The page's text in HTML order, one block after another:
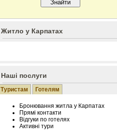
Житло у Карпатах
Наші послуги
Туристам Готелям
Бронювання житла у Карпатах
Прямі контакти
Відгуки по готелях
Активні тури